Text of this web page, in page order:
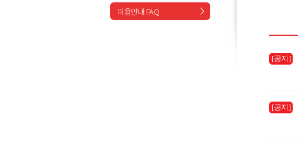
이용안내 FAQ
[공지]
[공지]